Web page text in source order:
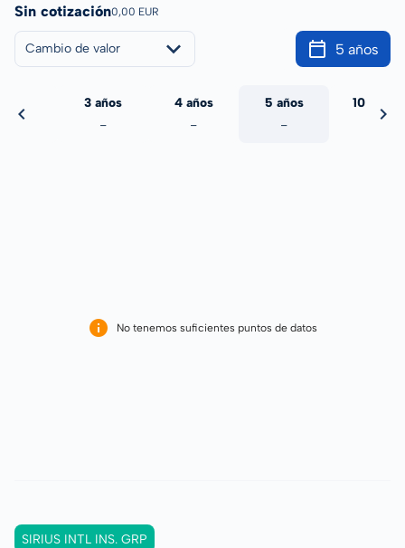
Sin cotización0,00 EUR
Cambio de valor 5 años
3 años
-
4 años
-
5 años
-
10 años
No tenemos suficientes puntos de datos
SIRIUS INTL INS. GRP